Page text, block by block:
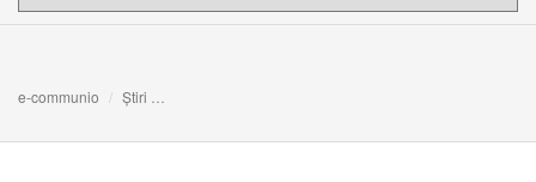
e-communio Știri